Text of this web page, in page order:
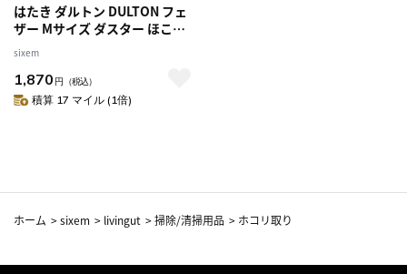
はたき ダルトン DULTON フェ
ザー Mサイズ ダスター ほこり
取り （ フェザーダスター 羽ほ
うき ダチョウ 掃除 ほこり モッ
プ ハンディ 40cm ダチョウ羽毛
オーストリッチフェザー 天然素
sixem
1,870 円 （税込）
積算 17 マイル (1倍)
ホーム >sixem > livingut >掃除/清掃用品 > ホコリ取り